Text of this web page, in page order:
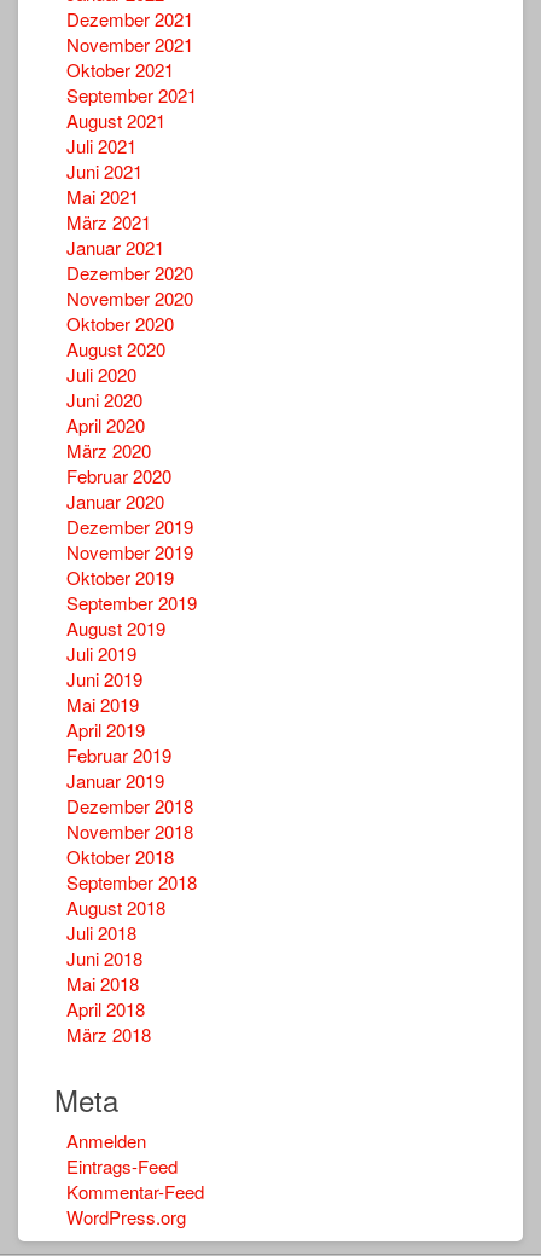
Dezember 2021
November 2021
Oktober 2021
September 2021
August 2021
Juli 2021
Juni 2021
Mai 2021
März 2021
Januar 2021
Dezember 2020
November 2020
Oktober 2020
August 2020
Juli 2020
Juni 2020
April 2020
März 2020
Februar 2020
Januar 2020
Dezember 2019
November 2019
Oktober 2019
September 2019
August 2019
Juli 2019
Juni 2019
Mai 2019
April 2019
Februar 2019
Januar 2019
Dezember 2018
November 2018
Oktober 2018
September 2018
August 2018
Juli 2018
Juni 2018
Mai 2018
April 2018
März 2018
Meta
Anmelden
Eintrags-Feed
Kommentar-Feed
WordPress.org